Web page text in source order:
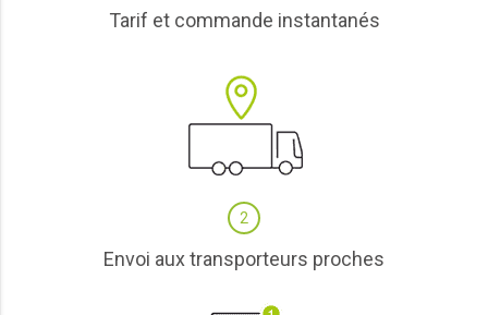
Tarif et commande instantanés
2
Envoi aux transporteurs proches